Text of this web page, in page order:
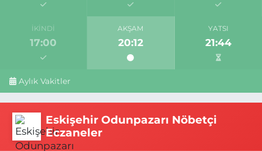
İKINDI
17:00
AKŞAM
20:12
YATSI
21:44
Aylık Vakitler
Eskişehir Odunpazarı Nöbetçi
Eczaneler